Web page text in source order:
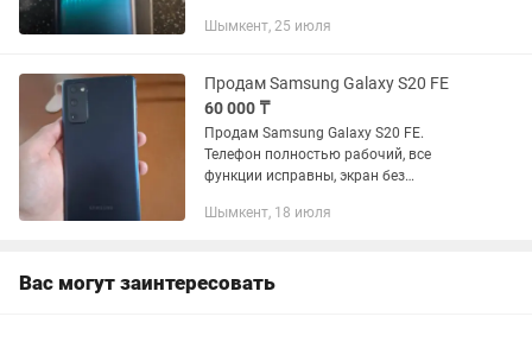
фишек. Коробка,зарядка, наушники все
Шымкент, 25 июля
Продам Samsung Galaxy S20 FE
60 000 ₸
Продам Samsung Galaxy S20 FE.
Телефон полностью рабочий, все
функции исправны, экран без
производительность и качество
Шымкент, 18 июля
Вас могут заинтересовать